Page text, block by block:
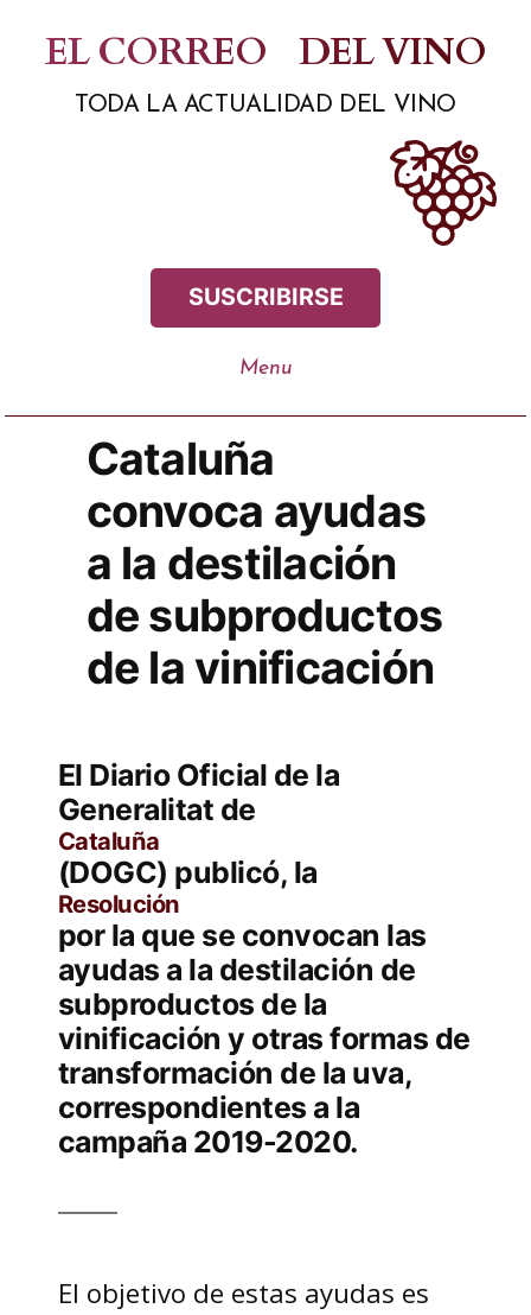
contenido
EL CORREO DEL VINO
TODA LA ACTUALIDAD DEL VINO
SUSCRIBIRSE
Cataluña
convoca ayudas
a la destilación
de subproductos
de la vinificación
El Diario Oficial de la
Generalitat de
Cataluña
(DOGC) publicó, la
Resolución
por la que se convocan las
ayudas a la destilación de
subproductos de la
vinificación y otras formas de
transformación de la uva,
correspondientes a la
campaña 2019-2020.
El objetivo de estas ayudas es